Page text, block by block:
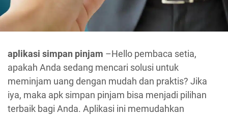
aplikasi simpan pinjam –Hello pembaca setia,
apakah Anda sedang mencari solusi untuk
meminjam uang dengan mudah dan praktis? Jika
iya, maka apk simpan pinjam bisa menjadi pilihan
terbaik bagi Anda. Aplikasi ini memudahkan